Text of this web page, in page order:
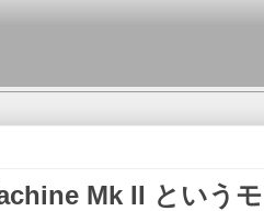
Mk II という